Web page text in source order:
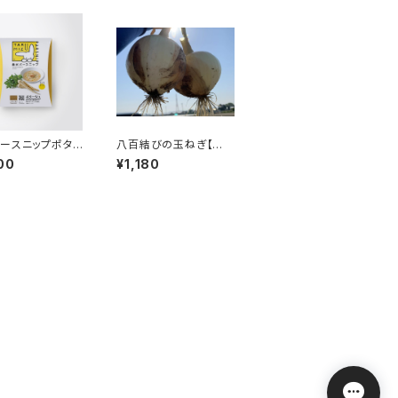
スニップポター
（1袋あたり15
ターパック発送】
八百結びの玉ねぎ【約3
kg】（8～9個程度 ）
¥1,180